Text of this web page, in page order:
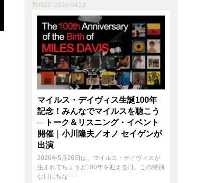
投稿日 : 2026.04.21
マイルス・デイヴィス生誕100年
記念！みんなでマイルスを聴こう
─ トーク＆リスニング・イベント
開催｜小川隆夫／オノ セイゲンが
出演
2026年5月26日は、マイルス・デイヴィスが
生まれてちょうど100年を迎える日。この特別
な日にちな･･･